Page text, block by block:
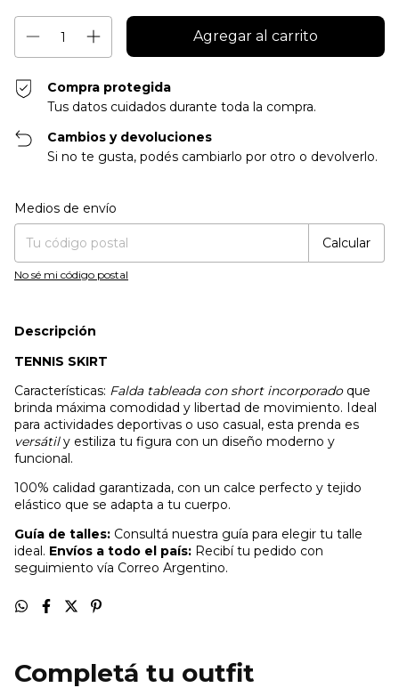
Compra protegida
Tus datos cuidados durante toda la compra.
Cambios y devoluciones
Si no te gusta, podés cambiarlo por otro o devolverlo.
Entregas para el CP:
Medios de envío
Calcular
No sé mi código postal
Descripción
TENNIS SKIRT
Características: Falda tableada con short incorporadoque
brinda máxima comodidad y libertad de movimiento. Ideal
para actividades deportivas o uso casual, esta prenda es
versátily estiliza tu figura con un diseño moderno y
funcional.
100% calidad garantizada, con un calce perfecto y tejido
elástico que se adapta a tu cuerpo.
Guía de talles: Consultá nuestra guía para elegir tu talle
ideal. Envíos a todo el país: Recibí tu pedido con
seguimiento vía Correo Argentino.